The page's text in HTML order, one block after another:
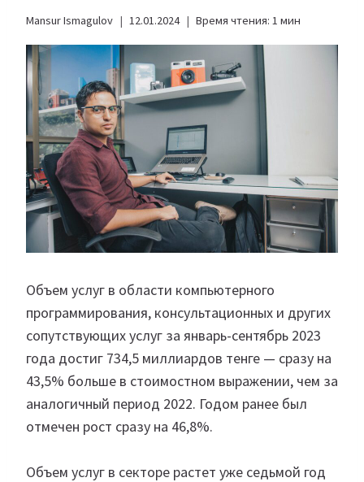
Mansur Ismagulov 12.01.2024 Время чтения: 1 мин
Объем услуг в области компьютерного
программирования, консультационных и других
сопутствующих услуг за январь-сентябрь 2023
года достиг 734,5 миллиардов тенге — сразу на
43,5% больше в стоимостном выражении, чем за
аналогичный период 2022. Годом ранее был
отмечен рост сразу на 46,8%.
Объем услуг в секторе растет уже седьмой год